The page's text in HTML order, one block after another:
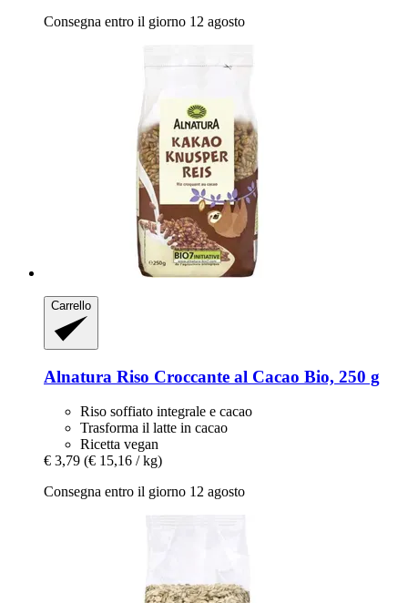
Consegna entro il giorno 12 agosto
Carrello
Alnatura Riso Croccante al Cacao Bio, 250 g
Riso soffiato integrale e cacao
Trasforma il latte in cacao
Ricetta vegan
€ 3,79 (€ 15,16 / kg)
Consegna entro il giorno 12 agosto